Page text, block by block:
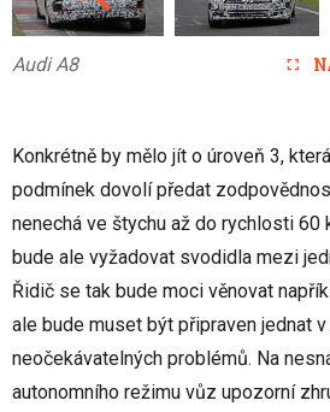
Audi A8
Konkrétně by mělo jít o úroveň 3,
podmínek dovolí předat
nenechá ve štychu až do rychlosti 60
bude ale vyžadovat svodidla mezi
Řidič se tak bude moci věnovat
ale bude muset být připraven jednat
neočekávatelných problémů. Na
autonomního režimu vůz upozorní